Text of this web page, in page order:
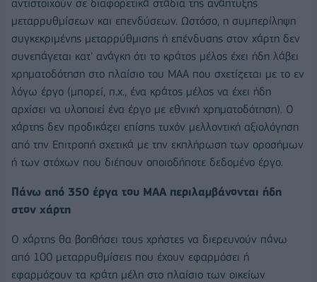
αντιστοιχούν σε διαφορετικά στάδια της ανάπτυξης
μεταρρυθμίσεων και επενδύσεων. Ωστόσο, η συμπερίληψη
συγκεκριμένης μεταρρύθμισης ή επένδυσης στον χάρτη δεν
συνεπάγεται κατ' ανάγκη ότι το κράτος μέλος έχει ήδη λάβει
χρηματοδότηση στο πλαίσιο του ΜΑΑ που σχετίζεται με το εν
λόγω έργο (μπορεί, π.χ., ένα κράτος μέλος να έχει ήδη
αρχίσει να υλοποιεί ένα έργο με εθνική χρηματοδότηση). Ο
χάρτης δεν προδικάζει επίσης τυχόν μελλοντική αξιολόγηση
από την Επιτροπή σχετικά με την εκπλήρωση των οροσήμων
ή των στόχων που διέπουν οποιοδήποτε δεδομένο έργο.
Πάνω από 350 έργα του ΜΑΑ περιλαμβάνονται ήδη
στον χάρτη
Ο χάρτης θα βοηθήσει τους χρήστες να διερευνούν πάνω
από 100 μεταρρυθμίσεις που έχουν εφαρμόσει ή
εφαρμόζουν τα κράτη μέλη στο πλαίσιο των οικείων